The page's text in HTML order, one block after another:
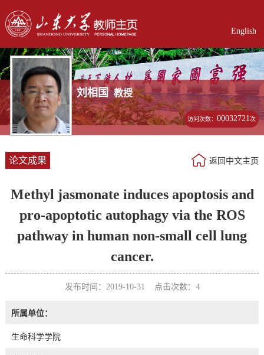
English
刘相国 教授
访问次数：00032721次
论文成果 返回中文主页
Methyl jasmonate induces apoptosis and
pro-apoptotic autophagy via the ROS
pathway in human non-small cell lung
cancer.
发布时间：2019-10-31 点击次数： 4
所属单位：
生命科学学院